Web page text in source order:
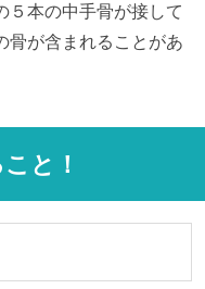
５本の中手骨が接して
骨が含まれることがあ
と！